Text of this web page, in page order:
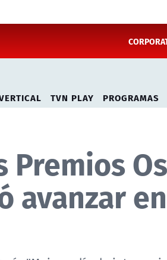
TVN PLAY PROGRAMAS
avanzar